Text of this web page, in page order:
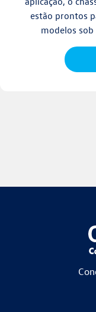
estão prontos
modelos sob